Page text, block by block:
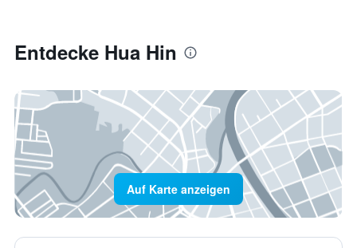
Entdecke Hua Hin
Auf Karte anzeigen